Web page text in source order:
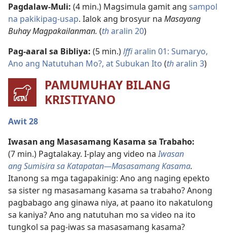
Pagdalaw-Muli: (4 min.) Magsimula gamit ang sampol
na pakikipag-usap. Ialok ang brosyur na Masayang
Buhay Magpakailanman. (tharalin 20)
Pag-aaral sa Bibliya: (5 min.)lffiaralin 01: Sumaryo,
Ano ang Natutuhan Mo?, at Subukan Ito (tharalin 3)
PAMUMUHAY BILANG
KRISTIYANO
Awit 28
Iwasan ang Masasamang Kasama sa Trabaho:
(7 min.) Pagtalakay. I-play ang video naIwasan
ang Sumisira sa Katapatan—Masasamang Kasama.
Itanong sa mga tagapakinig: Ano ang naging epekto
sa sister ng masasamang kasama sa trabaho? Anong
pagbabago ang ginawa niya, at paano ito nakatulong
sa kaniya? Ano ang natutuhan mo sa video na ito
tungkol sa pag-iwas sa masasamang kasama?